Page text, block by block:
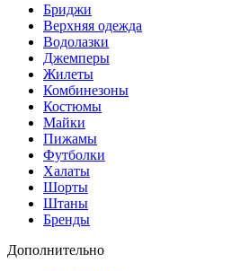
Бриджи
Верхняя одежда
Водолазки
Джемперы
Жилеты
Комбинезоны
Костюмы
Майки
Пижамы
Футболки
Халаты
Шорты
Штаны
Бренды
Дополнительно